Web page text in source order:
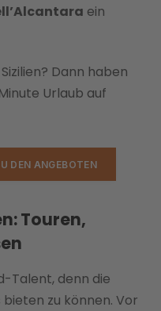
ein
Dann haben
Urlaub auf
DEN ANGEBOTEN
Touren,
Talent, denn die
zu können. Vor